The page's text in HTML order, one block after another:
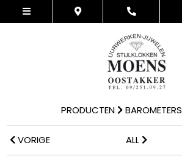
PRODUCTEN BAROMETERS
VORIGE ALL